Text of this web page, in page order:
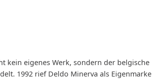
kein eigenes Werk, sondern der belgische
1992 rief Deldo Minerva als Eigenmarke